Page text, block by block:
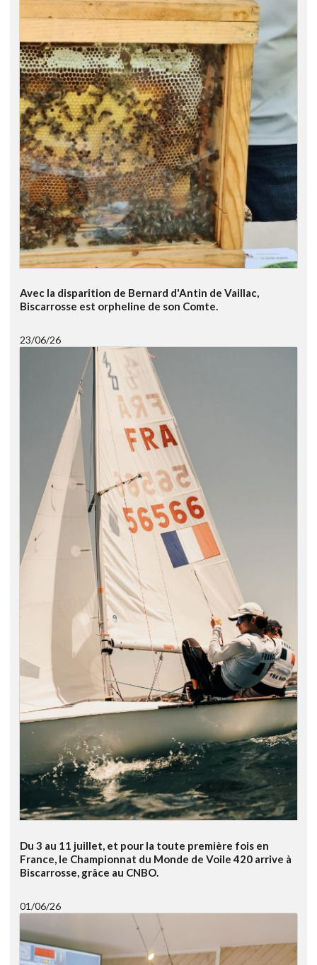
Avec la disparition de Bernard d'Antin de Vaillac,
Biscarrosse est orpheline de son Comte.
23/06/26
Du 3 au 11 juillet, et pour la toute première fois en
France, le Championnat du Monde de Voile 420 arrive à
Biscarrosse, grâce au CNBO.
01/06/26